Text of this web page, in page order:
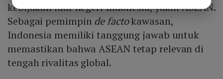
kebijakan luar negeri Indonesia, yakni ASEAN.
Sebagai pemimpin de factokawasan,
Indonesia memiliki tanggung jawab untuk
memastikan bahwa ASEAN tetap relevan di
tengah rivalitas global.